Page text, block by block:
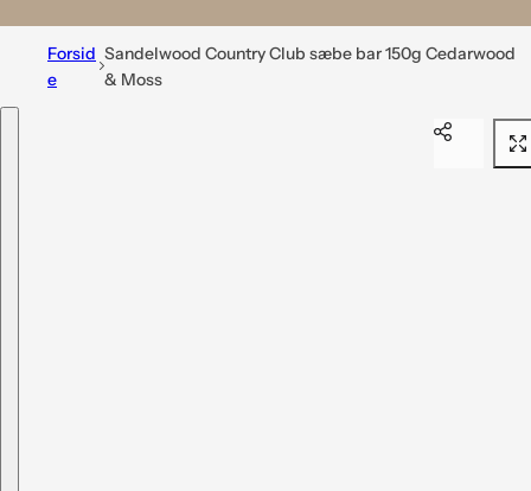
Forsid
e
Sandelwood Country Club sæbe bar 150g Cedarwood
& Moss